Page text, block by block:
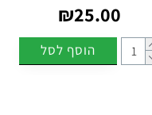
₪25.00
הוסף לסל